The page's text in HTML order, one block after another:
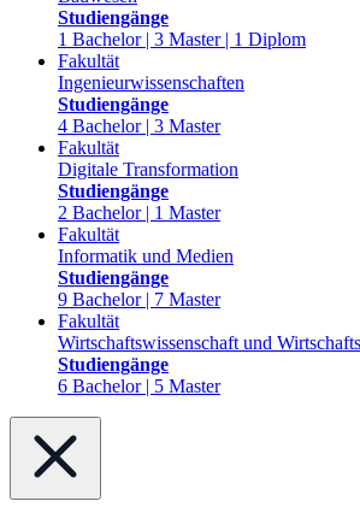
Studiengänge
1 Bachelor | 3 Master | 1 Diplom
Fakultät
Ingenieurwissenschaften
Studiengänge
4 Bachelor | 3 Master
Fakultät
Digitale Transformation
Studiengänge
2 Bachelor | 1 Master
Fakultät
Informatik und Medien
Studiengänge
9 Bachelor | 7 Master
Fakultät
Wirtschaftswissenschaft und
Studiengänge
6 Bachelor | 5 Master